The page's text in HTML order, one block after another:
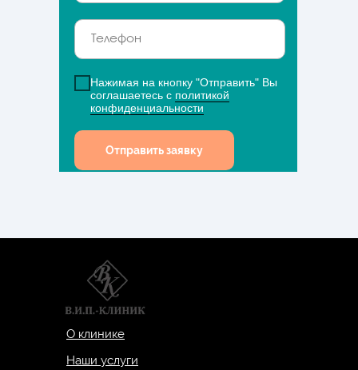
Нажимая на кнопку "Отправить" Вы
соглашаетесь с политикой
конфиденциальности
Отправить заявку
О клинике
Наши услуги